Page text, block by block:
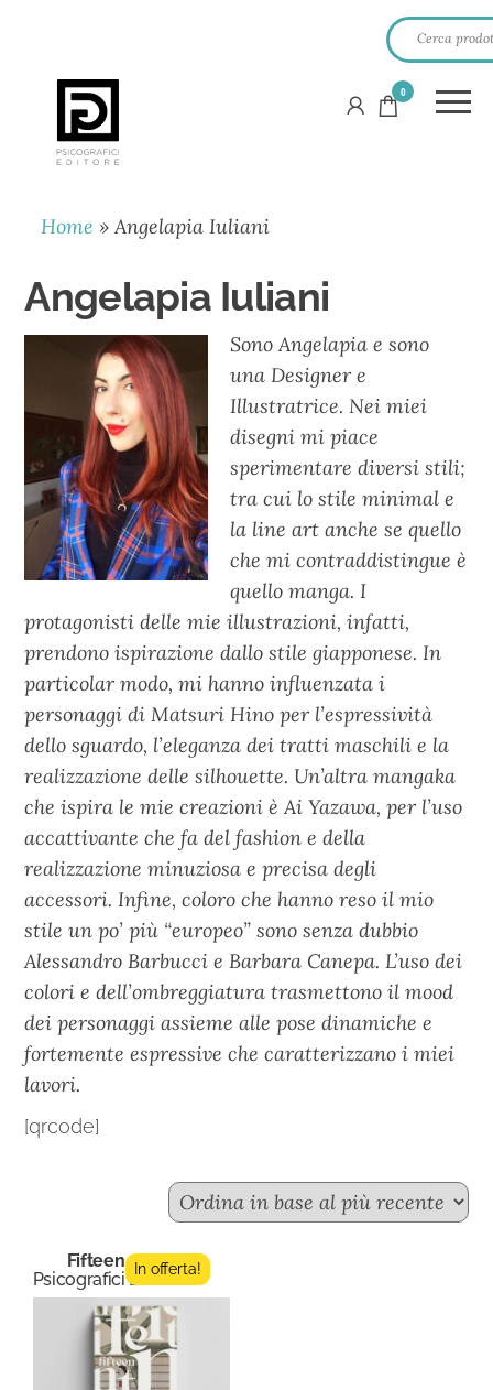
PSICOGRAFICI
EDITORE
0
Home »Angelapia Iuliani
Angelapia Iuliani
Sono Angelapia e sono
una Designer e
Illustratrice. Nei miei
disegni mi piace
sperimentare diversi stili;
tra cui lo stile minimal e
la line art anche se quello
che mi contraddistingue è
quello manga. I
protagonisti delle mie illustrazioni, infatti,
prendono ispirazione dallo stile giapponese. In
particolar modo, mi hanno influenzata i
personaggi di Matsuri Hino per l’espressività
dello sguardo, l’eleganza dei tratti maschili e la
realizzazione delle silhouette. Un’altra mangaka
che ispira le mie creazioni è Ai Yazawa, per l’uso
accattivante che fa del fashion e della
realizzazione minuziosa e precisa degli
accessori. Infine, coloro che hanno reso il mio
stile un po’ più “europeo” sono senza dubbio
Alessandro Barbucci e Barbara Canepa. L’uso dei
colori e dell’ombreggiatura trasmettono il mood
dei personaggi assieme alle pose dinamiche e
fortemente espressive che caratterizzano i miei
lavori.
[qrcode]
Fifteen n.4
Psicografici Editore
In offerta!